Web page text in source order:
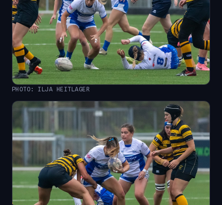
PHOTO: ILJA HEITLAGER